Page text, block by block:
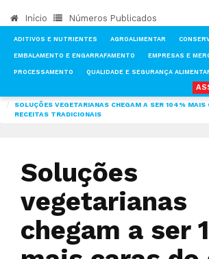
Início Números Publicados
ADITIVOS E NUTRIENTES AGROALIMENTAR
EMBALAMENTO E ENGARRAFAMENTO EMPRESAS E
PROCESSAMENTO QUALIDADE E SEGURANÇA
SOLUÇÕES VEGETARIANAS CHEGAM A SER 104% MAIS
RECEITAS TRADICIONAIS
Soluções
vegetarianas
chegam a ser